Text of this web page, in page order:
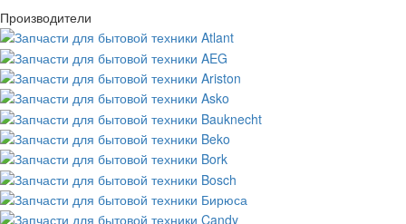
Производители